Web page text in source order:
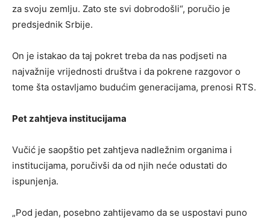
za svoju zemlju. Zato ste svi dobrodošli“, poručio je
predsjednik Srbije.
On je istakao da taj pokret treba da nas podjseti na
najvažnije vrijednosti društva i da pokrene razgovor o
tome šta ostavljamo budućim generacijama, prenosi RTS.
Pet zahtjeva institucijama
Vučić je saopštio pet zahtjeva nadležnim organima i
institucijama, poručivši da od njih neće odustati do
ispunjenja.
„Pod jedan, posebno zahtijevamo da se uspostavi puno